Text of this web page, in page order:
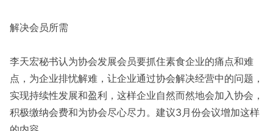
解决会员所需
李天宏秘书认为协会发展会员要抓住素食企业的痛点和难
点，为企业排忧解难，让企业通过协会解决经营中的问题，
实现持续性发展和盈利，这样企业自然而然地会加入协会，
积极缴纳会费和为协会尽心尽力。建议3月份会议增加这样